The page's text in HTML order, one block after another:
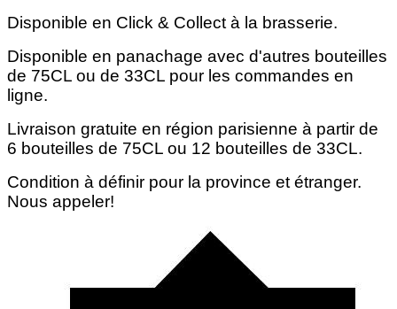
Disponible en Click & Collect à la brasserie.
Disponible en panachage avec d'autres bouteilles
de 75CL ou de 33CL pour les commandes en
ligne.
Livraison gratuite en région parisienne à partir de
6 bouteilles de 75CL ou 12 bouteilles de 33CL.
Condition à définir pour la province et étranger.
Nous appeler!